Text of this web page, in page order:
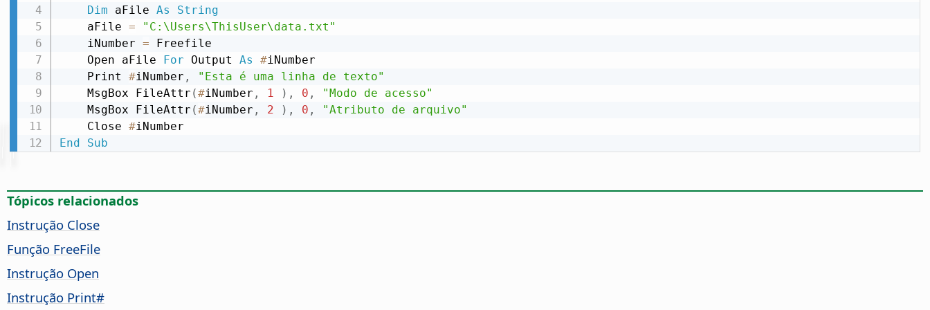
Dim aFile As
String
    aFile
=
"C:\Users\ThisUser\data.txt"
    iNumber
= Freefile
    Open aFile
For Output As #iNumber
    Print
#iNumber ,
"Esta é uma linha de texto"
    MsgBox FileAttr
(#iNumber , 1 ) , 0 ,
"Modo de acesso"
    MsgBox FileAttr
(#iNumber , 2 ) , 0 ,
"Atributo de arquivo"
    Close
#
End
Sub
Tópicos relacionados
Instrução Close
Função FreeFile
Instrução Open
Instrução Print#